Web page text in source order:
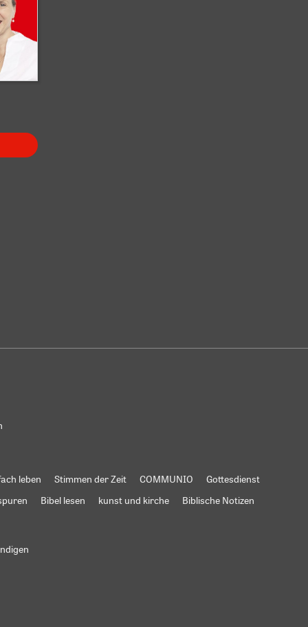
leben Stimmen der Zeit COMMUNIO
Gottesdienst
Bibel lesen kunst und kirche Biblische Notizen